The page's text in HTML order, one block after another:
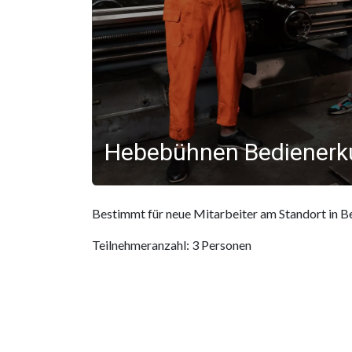
Hebebühnen
Bestimmt für neue Mitarbeiter am Standort in
Teilnehmeranzahl: 3 Personen